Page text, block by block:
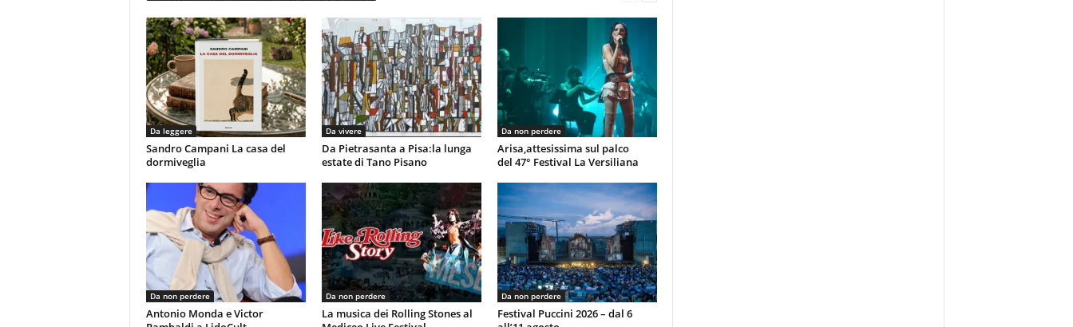
Da leggere
Sandro Campani La casa del
dormiveglia
Da vivere
Da Pietrasanta a Pisa:la lunga
estate di Tano Pisano
Da non perdere
Arisa,attesissima sul palco
del 47° Festival La Versiliana
Da non perdere
Antonio Monda e Victor
Da non perdere
La musica dei Rolling Stones al
Da non perdere
Festival Puccini 2026 – dal 6